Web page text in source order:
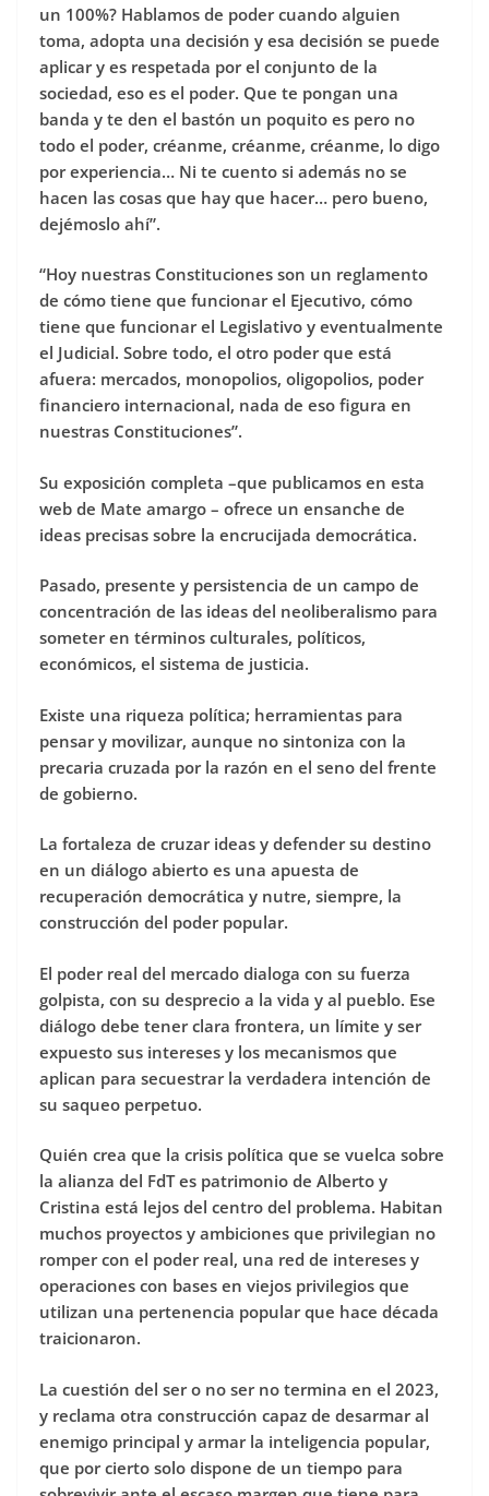
un 100%? Hablamos de poder cuando alguien
toma, adopta una decisión y esa decisión se puede
aplicar y es respetada por el conjunto de la
sociedad, eso es el poder. Que te pongan una
banda y te den el bastón un poquito es pero no
todo el poder, créanme, créanme, créanme, lo digo
por experiencia… Ni te cuento si además no se
hacen las cosas que hay que hacer… pero bueno,
dejémoslo ahí”.
“Hoy nuestras Constituciones son un reglamento
de cómo tiene que funcionar el Ejecutivo, cómo
tiene que funcionar el Legislativo y eventualmente
el Judicial. Sobre todo, el otro poder que está
afuera: mercados, monopolios, oligopolios, poder
financiero internacional, nada de eso figura en
nuestras Constituciones”.
Su exposición completa –que publicamos en esta
web de Mate amargo – ofrece un ensanche de
ideas precisas sobre la encrucijada democrática.
Pasado, presente y persistencia de un campo de
concentración de las ideas del neoliberalismo para
someter en términos culturales, políticos,
económicos, el sistema de justicia.
Existe una riqueza política; herramientas para
pensar y movilizar, aunque no sintoniza con la
precaria cruzada por la razón en el seno del frente
de gobierno.
La fortaleza de cruzar ideas y defender su destino
en un diálogo abierto es una apuesta de
recuperación democrática y nutre, siempre, la
construcción del poder popular.
El poder real del mercado dialoga con su fuerza
golpista, con su desprecio a la vida y al pueblo. Ese
diálogo debe tener clara frontera, un límite y ser
expuesto sus intereses y los mecanismos que
aplican para secuestrar la verdadera intención de
su saqueo perpetuo.
Quién crea que la crisis política que se vuelca sobre
la alianza del FdT es patrimonio de Alberto y
Cristina está lejos del centro del problema. Habitan
muchos proyectos y ambiciones que privilegian no
romper con el poder real, una red de intereses y
operaciones con bases en viejos privilegios que
utilizan una pertenencia popular que hace década
traicionaron.
La cuestión del ser o no ser no termina en el 2023,
y reclama otra construcción capaz de desarmar al
enemigo principal y armar la inteligencia popular,
que por cierto solo dispone de un tiempo para